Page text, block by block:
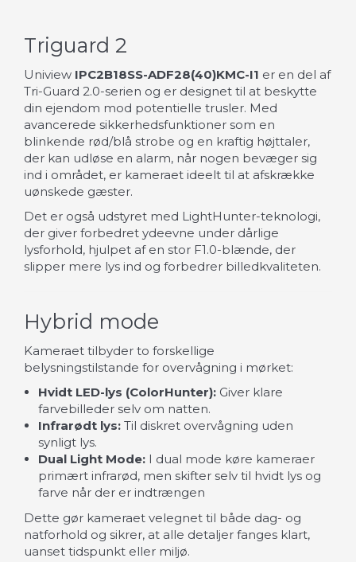
Triguard 2
Uniview IPC2B18SS-ADF28(40)KMC-I1 er en del af
Tri-Guard 2.0-serien og er designet til at beskytte
din ejendom mod potentielle trusler. Med
avancerede sikkerhedsfunktioner som en
blinkende rød/blå strobe og en kraftig højttaler,
der kan udløse en alarm, når nogen bevæger sig
ind i området, er kameraet ideelt til at afskrække
uønskede gæster.
Det er også udstyret med LightHunter-teknologi,
der giver forbedret ydeevne under dårlige
lysforhold, hjulpet af en stor F1.0-blænde, der
slipper mere lys ind og forbedrer billedkvaliteten.
Hybrid mode
Kameraet tilbyder to forskellige
belysningstilstande for overvågning i mørket:
Hvidt LED-lys (ColorHunter): Giver klare
farvebilleder selv om natten.
Infrarødt lys: Til diskret overvågning uden
synligt lys.
Dual Light Mode: I dual mode køre kameraer
primært infrarød, men skifter selv til hvidt lys og
farve når der er indtrængen
Dette gør kameraet velegnet til både dag- og
natforhold og sikrer, at alle detaljer fanges klart,
uanset tidspunkt eller miljø.